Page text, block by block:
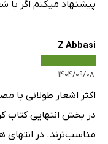
پیشنهاد میکنم اگر با
Z Abbasi
۱۴۰۴/۰۹/۰۸
اکثر اشعار طولانی با
در بخش انتهایی کتاب
مناسب‌ترند. در